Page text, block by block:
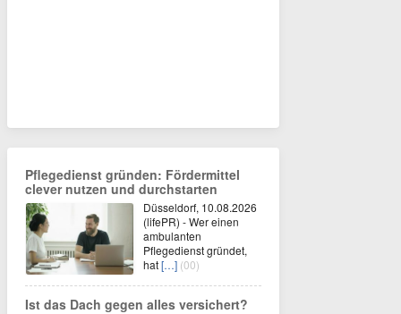
Pflegedienst gründen: Fördermittel
clever nutzen und durchstarten
Düsseldorf, 10.08.2026
(lifePR) - Wer einen
ambulanten
Pflegedienst gründet,
hat[…] (00)
Ist das Dach gegen alles versichert?